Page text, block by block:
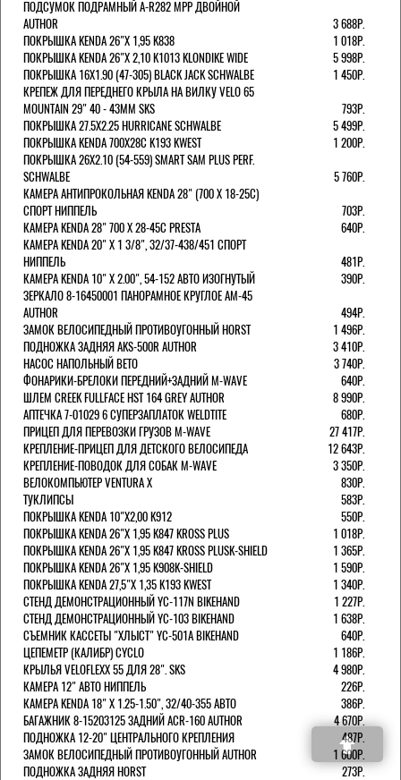
ПОДСУМОК ПОДРАМНЫЙ A-R282 MPP ДВОЙНОЙ
AUTHOR
3 688Р.
ПОКРЫШКА KENDA 26"Х 1,95 K838
1 018Р.
ПОКРЫШКА KENDA 26"Х 2,10 K1013 KLONDIKE WIDE
5 998Р.
ПОКРЫШКА 16X1.90 (47-305) BLACK JACK SCHWALBE
1 450Р.
КРЕПЕЖ ДЛЯ ПЕРЕДНЕГО КРЫЛА НА ВИЛКУ VELO 65
MOUNTAIN 29" 40 - 43ММ SKS
793Р.
ПОКРЫШКА 27.5X2.25 HURRICANE SCHWALBE
5 499Р.
ПОКРЫШКА KENDA 700Х28С K193 KWEST
1 200Р.
ПОКРЫШКА 26X2.10 (54-559) SMART SAM PLUS PERF.
SCHWALBE
5 760Р.
КАМЕРА АНТИПРОКОЛЬНАЯ KENDA 28" (700 Х 18-25C)
СПОРТ НИППЕЛЬ
703Р.
КАМЕРА KENDA 28" 700 Х 28-45С PRESTA
640Р.
КАМЕРА KENDA 20" Х 1 3/8", 32/37-438/451 СПОРТ
НИППЕЛЬ
481Р.
КАМЕРА KENDA 10" Х 2.00", 54-152 АВТО ИЗОГНУТЫЙ
390Р.
ЗЕРКАЛО 8-16450001 ПАНОРАМНОЕ КРУГЛОЕ AM-45
AUTHOR
494Р.
ЗАМОК ВЕЛОСИПЕДНЫЙ ПРОТИВОУГОННЫЙ HORST
1 496Р.
ПОДНОЖКА ЗАДНЯЯ AKS-500R AUTHOR
3 410Р.
НАСОС НАПОЛЬНЫЙ BETO
3 740Р.
ФОНАРИКИ-БРЕЛОКИ ПЕРЕДНИЙ+ЗАДНИЙ M-WAVE
640Р.
ШЛЕМ CREEK FULLFACE HST 164 GREY AUTHOR
8 990Р.
АПТЕЧКА 7-01029 6 СУПЕРЗАПЛАТОК WELDTITE
680Р.
ПРИЦЕП ДЛЯ ПЕРЕВОЗКИ ГРУЗОВ M-WAVE
27 417Р.
КРЕПЛЕНИЕ-ПРИЦЕП ДЛЯ ДЕТСКОГО ВЕЛОСИПЕДА
12 643Р.
КРЕПЛЕНИЕ-ПОВОДОК ДЛЯ СОБАК M-WAVE
3 350Р.
ВЕЛОКОМПЬЮТЕР VENTURA Х
830Р.
ТУКЛИПСЫ
583Р.
ПОКРЫШКА KENDA 10"Х2,00 K912
550Р.
ПОКРЫШКА KENDA 26"Х 1,95 K847 KROSS PLUS
1 018Р.
ПОКРЫШКА KENDA 26"Х 1,95 K847 KROSS PLUSK-SHIELD
1 365Р.
ПОКРЫШКА KENDA 26"Х 1,95 K908K-SHIELD
1 590Р.
ПОКРЫШКА KENDA 27,5"Х 1,35 K193 KWEST
1 340Р.
СТЕНД ДЕМОНСТРАЦИОННЫЙ YC-117N BIKEHAND
1 227Р.
СТЕНД ДЕМОНСТРАЦИОННЫЙ YC-103 BIKEHAND
1 638Р.
СЪЕМНИК КАССЕТЫ "ХЛЫСТ" YC-501A BIKEHAND
640Р.
ЦЕПЕМЕТР (КАЛИБР) CYCLO
1 186Р.
КРЫЛЬЯ VELOFLEXX 55 ДЛЯ 28". SKS
4 980Р.
КАМЕРА 12" АВТО НИППЕЛЬ
226Р.
КАМЕРА KENDA 18" Х 1.25-1.50", 32/40-355 АВТО
386Р.
БАГАЖНИК 8-15203125 ЗАДНИЙ ACR-160 AUTHOR
4 670Р.
ПОДНОЖКА 12-20" ЦЕНТРАЛЬНОГО КРЕПЛЕНИЯ
487Р.
ЗАМОК ВЕЛОСИПЕДНЫЙ ПРОТИВОУГОННЫЙ AUTHOR
1 600Р.
ПОДНОЖКА ЗАДНЯЯ HORST
273Р.